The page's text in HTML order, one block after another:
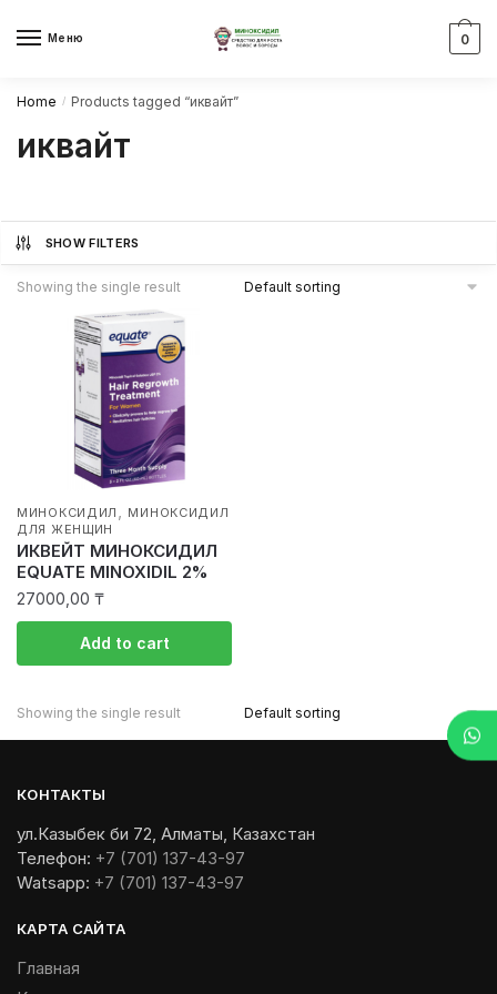
Меню 0
Home / Products tagged “иквайт”
иквайт
SHOW FILTERS
Showing the single result
МИНОКСИДИЛ , МИНОКСИДИЛ
ДЛЯ ЖЕНЩИН
ИКВЕЙТ МИНОКСИДИЛ
EQUATE MINOXIDIL 2%
27000,00 ₸
Add to cart
Showing the single result
КОНТАКТЫ
ул.Казыбек би 72, Алматы, Казахстан
Телефон: +7 (701) 137-43-97
Watsapp: +7 (701) 137-43-97
КАРТА САЙТА
Главная